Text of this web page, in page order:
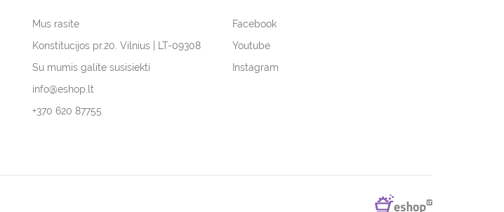
Mus rasite
Konstitucijos pr.20. Vilnius | LT-09308
Su mumis galite susisiekti
info@eshop.lt
+370 620 87755
Facebook
Youtube
Instagram